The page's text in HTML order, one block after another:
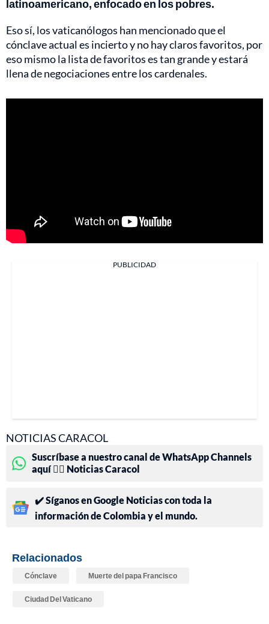
latinoamericano, enfocado en los pobres.
Eso sí, los vaticanólogos han mencionado que el
cónclave actual es incierto y no hay claros favoritos, por
eso mismo la lista de favoritos es tan grande y estará
llena de negociaciones entre los cardenales.
PUBLICIDAD
NOTICIAS CARACOL
Suscríbase a nuestro canal de WhatsApp Channels
aquí 👉🏻 Noticias Caracol
✔️ Síganos en Google Noticias con toda la
información de Colombia y el mundo.
Relacionados
Cónclave Muerte del papa Francisco
Ciudad Del Vaticano